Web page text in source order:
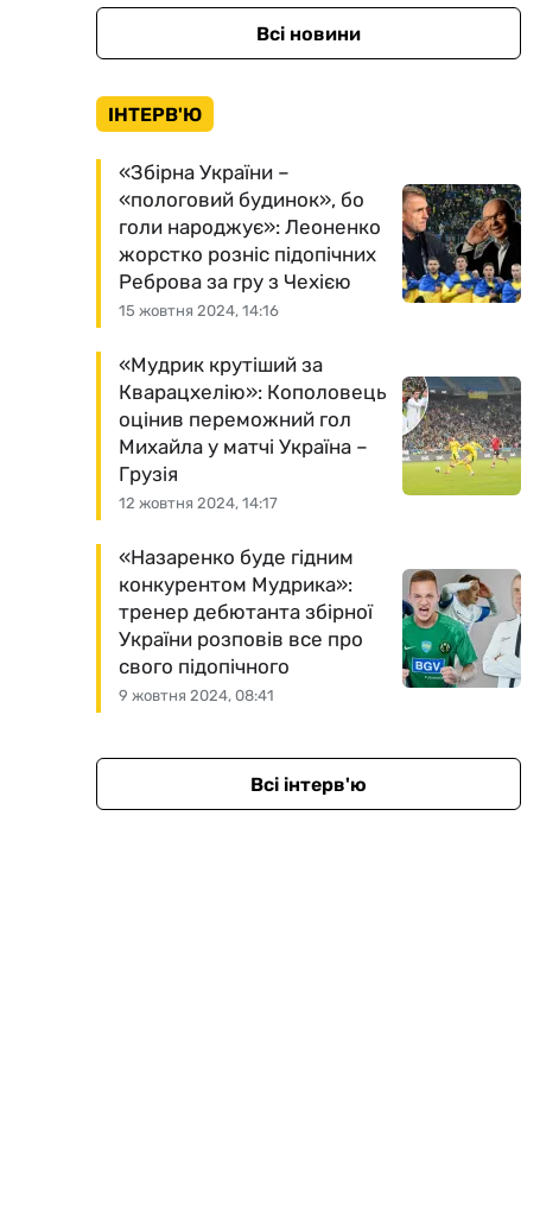
Всі новини
ІНТЕРВ'Ю
15 жовтня 2024, 14:16
«Збірна України –
«пологовий будинок», бо
голи народжує»: Леоненко
жорстко розніс підопічних
Реброва за гру з Чехією
12 жовтня 2024, 14:17
«Мудрик крутіший за
Кварацхелію»: Кополовець
оцінив переможний гол
Михайла у матчі Україна –
Грузія
9 жовтня 2024, 08:41
«Назаренко буде гідним
конкурентом Мудрика»:
тренер дебютанта збірної
України розповів все про
свого підопічного
Всі інтерв'ю